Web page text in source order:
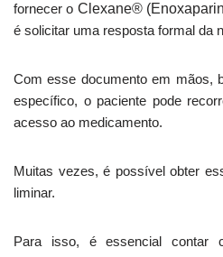
fornecer o Clexane®
é solicitar uma resposta formal da
Com esse documento em mãos,
específico, o paciente pode
acesso ao medicamento.
Muitas vezes, é possível obter
liminar.
Para isso, é essencial contar